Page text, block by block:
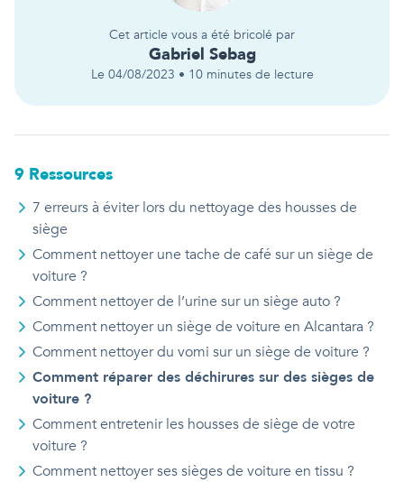
Cet article vous a été bricolé par
Gabriel Sebag
Le 04/08/2023 • 10minutes de lecture
9 Ressources
7 erreurs à éviter lors du nettoyage des housses de
siège
Comment nettoyer une tache de café sur un siège de
voiture ?
Comment nettoyer de l’urine sur un siège auto ?
Comment nettoyer un siège de voiture en Alcantara ?
Comment nettoyer du vomi sur un siège de voiture ?
Comment réparer des déchirures sur des sièges de
voiture ?
Comment entretenir les housses de siège de votre
voiture ?
Comment nettoyer ses sièges de voiture en tissu ?